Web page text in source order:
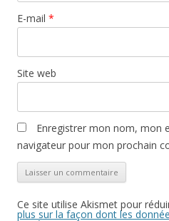
E-mail *
Site web
Enregistrer mon nom, mon
navigateur pour mon prochain
Ce site utilise Akismet pour
plus sur la façon dont les